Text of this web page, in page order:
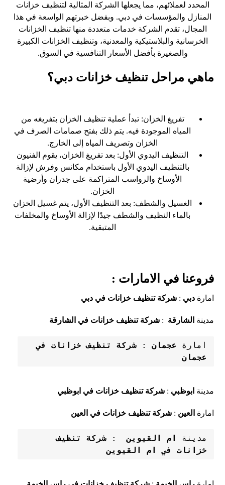
المحدد لعملائهم، مما يجعلها الشركة المثالية لتنظيف خزانات
المنازل والمؤسسات في دبي. وبفضل خبرتهم الواسعة في هذا
المجال، تقدم الشركة خدمات متعددة منها تنظيف الخزانات
الخرسانية والبلاستيكية والمعدنية، وتنظيف الخزانات الكبيرة
والصغيرة بأفضل الأسعار التنافسية في السوق.
ماهي مراحل تنظيف خزانات دبي؟
تفريغ الخزان: تبدأ عملية تنظيف الخزان بتفريغه من
المياه الموجودة فيه. يتم ذلك بفتح صمامات الصرف في
الخزان وتصريف المياه إلى الخارج.
التنظيف اليدوي الأول: بعد تفريغ الخزان، يقوم الفنيون
بالتنظيف اليدوي الأول باستخدام مكانس وفرش لإزالة
الأوساخ والرواسب المتراكمة على جدران وأرضية
الخزان.
الغسيل والشطف: بعد التنظيف الأول، يتم غسيل الخزان
بالماء النظيف والشطف جيدًا لإزالة الأوساخ والمخلفات
المتبقية.
فروعنا في الامارات :
امارةدبي :شركة تنظيف خزانات في دبي
مدينة الشارقة :شركة تنظيف خزانات في الشارقة
امارة عجمان :
شركة تنظيف خزانات في
عجمان
مدينة ابوظبي :شركة تنظيف خزانات في ابوظبي
امارة العين :شركة تنظيف خزانات في العين
مدينة ام القيوين :
شركة تنظيف
خزانات في ام القيوين